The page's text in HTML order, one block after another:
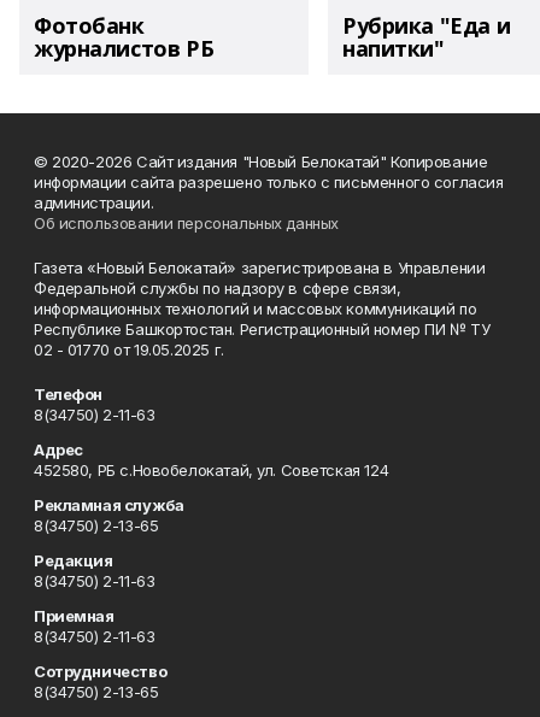
Фотобанк
журналистов РБ
Рубрика "Еда и
напитки"
© 2020-2026 Сайт издания "Новый Белокатай" Копирование
информации сайта разрешено только с письменного согласия
администрации.
Об использовании персональных данных
Газета «Новый Белокатай» зарегистрирована в Управлении
Федеральной службы по надзору в сфере связи,
информационных технологий и массовых коммуникаций по
Республике Башкортостан. Регистрационный номер ПИ № ТУ
02 - 01770 от 19.05.2025 г.
Телефон
8(34750) 2-11-63
Адрес
452580, РБ с.Новобелокатай, ул. Советская 124
Рекламная служба
8(34750) 2-13-65
Редакция
8(34750) 2-11-63
Приемная
8(34750) 2-11-63
Сотрудничество
8(34750) 2-13-65